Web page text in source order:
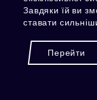
Завдяки їй ви
ставати
Перейти